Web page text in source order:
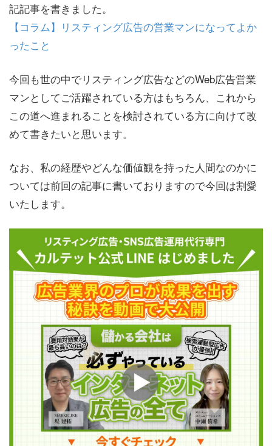
記記事を書きました。
【コラム】リスティング広告の営業マンになってよか
ったこと
今回も世の中でリスティング広告などのWeb広告営業
マンとしてご活躍されている方はもちろん、これから
この道へ進まれることを検討されている方に向けて改
めて書きたいと思います。
なお、私の経歴やどんな価値観を持った人間なのかに
ついては前回の記事に書いておりますので今回は割愛
いたします。